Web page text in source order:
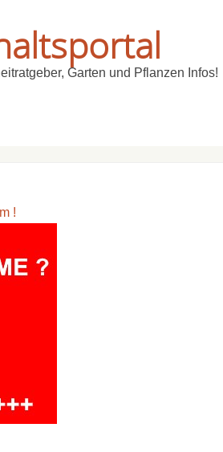
Garten und Pflanzen Infos!
!